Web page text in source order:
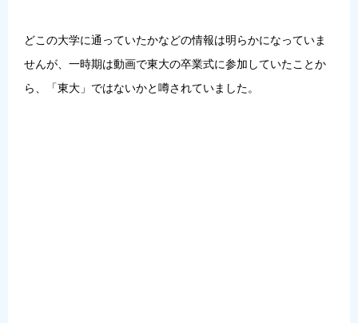
どこの大学に通っていたかなどの情報は明らかになっていま
せんが、 一時期は動画で東大の卒業式に参加していたことか
ら、「東大」ではないかと噂されていました。